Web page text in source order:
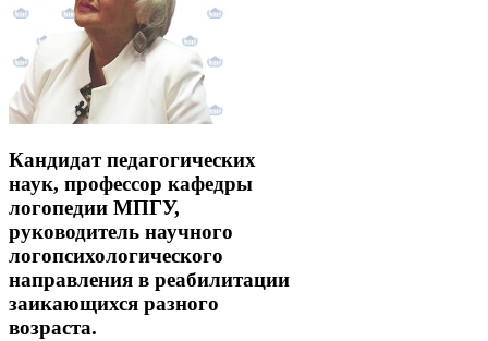
Кандидат педагогических
наук, профессор кафедры
логопедии МПГУ,
руководитель научного
логопсихологического
направления в реабилитации
заикающихся разного
возраста.